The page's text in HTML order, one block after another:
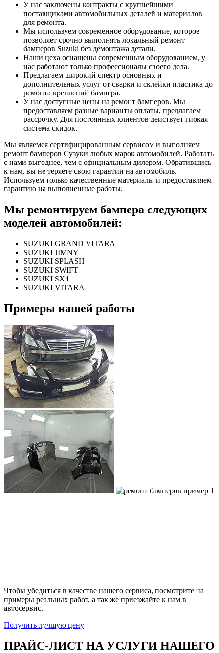
У нас заключены контракты с крупнейшими
поставщиками автомобильных деталей и материалов
для ремонта.
Мы используем современное оборудование, которое
позволяет срочно выполнять локальный ремонт
бамперов Suzuki без демонтажа детали.
Наши цеха оснащены современным оборудованием, у
нас работают только профессионалы своего дела.
Предлагаем широкий спектр основных и
дополнительных услуг от сварки и склейки пластика до
ремонта креплений бампера.
У нас доступные цены на ремонт бамперов. Мы
предоставляем разные варианты оплаты, предлагаем
рассрочку. Для постоянных клиентов действует гибкая
система скидок.
Мы являемся сертифицированным сервисом и выполняем
ремонт бамперов Сузуки любых марок автомобилей. Работать
с нами выгоднее, чем с официальным дилером. Обратившись
к нам, вы не теряете свою гарантии на автомобиль.
Используем только качественные материалы и предоставляем
гарантию на выполненные работы.
Мы ремонтируем бампера следующих
моделей автомобилей:
SUZUKI GRAND VITARA
SUZUKI JIMNY
SUZUKI SPLASH
SUZUKI SWIFT
SUZUKI SX4
SUZUKI VITARA
Примеры нашей работы
Чтобы убедиться в качестве нашего сервиса, посмотрите на
примеры реальных работ, а так же приезжайте к нам в
автосервис.
Получить лучшую цену
ПРАЙС-ЛИСТ НА УСЛУГИ НАШЕГО